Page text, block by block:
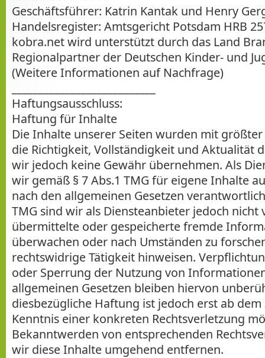
Geschäftsführer: Katrin Kantak und Henry
Handelsregister: Amtsgericht Potsdam HRB
kobra.net wird unterstützt durch das Land
Regionalpartner der Deutschen Kinder- und
(Weitere Informationen auf Nachfrage)
Haftungsausschluss:
Haftung für Inhalte
Die Inhalte unserer Seiten wurden mit
die Richtigkeit, Vollständigkeit und Aktualität
wir jedoch keine Gewähr übernehmen. Als
wir gemäß § 7 Abs.1 TMG für eigene Inhalte
nach den allgemeinen Gesetzen
TMG sind wir als Diensteanbieter jedoch nicht
übermittelte oder gespeicherte fremde
überwachen oder nach Umständen zu
rechtswidrige Tätigkeit hinweisen.
oder Sperrung der Nutzung von
allgemeinen Gesetzen bleiben hiervon
diesbezügliche Haftung ist jedoch erst ab
Kenntnis einer konkreten Rechtsverletzung
Bekanntwerden von entsprechenden
wir diese Inhalte umgehend entfernen.